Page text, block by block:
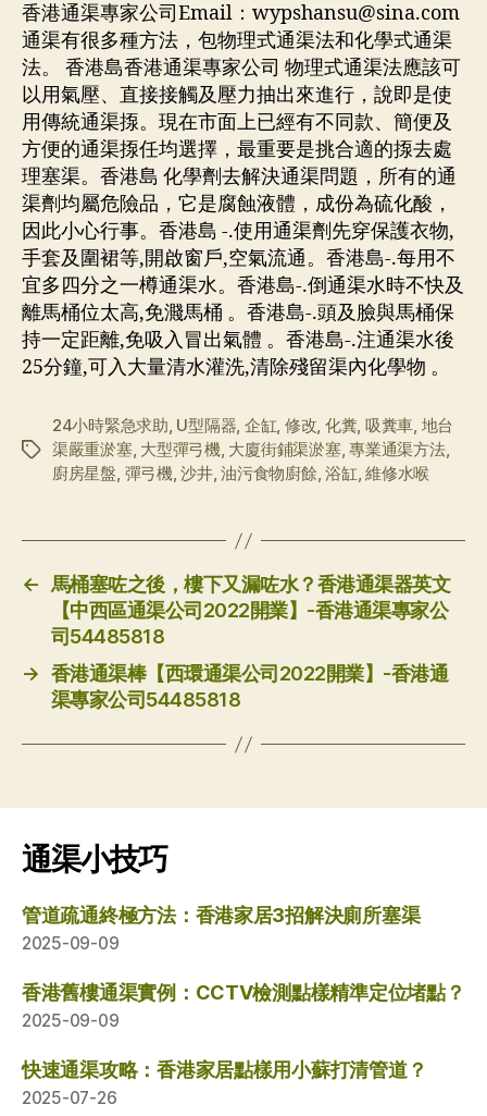
香港通渠專家公司Email： wypshansu@sina.com
通渠有很多種方法，包物理式通渠法和化學式通渠
法。 香港島香港通渠專家公司 物理式通渠法應該可
以用氣壓、直接接觸及壓力抽出來進行，說即是使
用傳統通渠揼。現在市面上已經有不同款、簡便及
方便的通渠揼任均選擇，最重要是挑合適的揼去處
理塞渠。香港島 化學劑去解決通渠問題，所有的通
渠劑均屬危險品，它是腐蝕液體，成份為硫化酸，
因此小心行事。香港島 -.使用通渠劑先穿保護衣物,
手套及圍裙等,開啟窗戶,空氣流通。香港島-.每用不
宜多四分之一樽通渠水。香港島-.倒通渠水時不快及
離馬桶位太高,免濺馬桶 。香港島-.頭及臉與馬桶保
持一定距離,免吸入冒出氣體 。香港島-.注通渠水後
25分鐘,可入大量清水灌洗,清除殘留渠內化學物 。
标
24小時緊急求助, U型隔器, 企缸, 修改, 化糞, 吸糞車, 地台
渠嚴重淤塞, 大型彈弓機, 大廈街鋪渠淤塞,專業通渠方法,
廚房星盤, 彈弓機,沙井,油污食物廚餘,浴缸,維修水喉
← 馬桶塞咗之後，樓下又漏咗水？香港通渠器英文
【中西區通渠公司2022開業】-香港通渠專家公
司54485818
→ 香港通渠棒【西環通渠公司2022開業】-香港通
渠專家公司54485818
通渠小技巧
管道疏通終極方法：香港家居3招解決廁所塞渠
2025-09-09
香港舊樓通渠實例：CCTV檢測點樣精準定位堵點？
2025-09-09
快速通渠攻略：香港家居點樣用小蘇打清管道？
2025-07-26